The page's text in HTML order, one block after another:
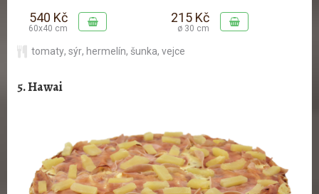
540 Kč
60x40 cm
215 Kč
ø 30 cm
tomaty, sýr, hermelín, šunka, vejce
5. Hawai